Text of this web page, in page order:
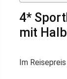
4*
mit
Im